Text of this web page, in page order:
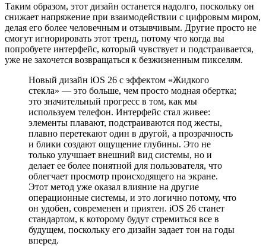
Таким образом, этот дизайн останется надолго, поскольку он
снижает напряжение при взаимодействии с цифровым миром,
делая его более человечным и отзывчивым. Другие просто не
смогут игнорировать этот тренд, потому что когда вы
попробуете интерфейс, который чувствует и подстраивается,
уже не захочется возвращаться к безжизненным пикселям.
Новый дизайн iOS 26 с эффектом «Жидкого
стекла» — это больше, чем просто модная обертка;
это значительный прогресс в том, как мы
используем телефон. Интерфейс стал живее:
элементы плавают, подстраиваются под жесты,
плавно перетекают один в другой, а прозрачность
и блики создают ощущение глубины. Это не
только улучшает внешний вид системы, но и
делает ее более понятной для пользователя, что
облегчает просмотр происходящего на экране.
Этот метод уже оказал влияние на другие
операционные системы, и это логично потому, что
он удобен, современен и приятен. iOS 26 станет
стандартом, к которому будут стремиться все в
будущем, поскольку его дизайн задает тон на годы
вперед.